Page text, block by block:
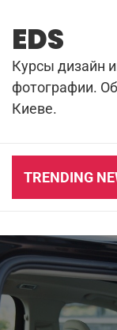
content
EDS
Курсы дизайн
фотографии.
Киеве.
TRENDING
Типы зимних